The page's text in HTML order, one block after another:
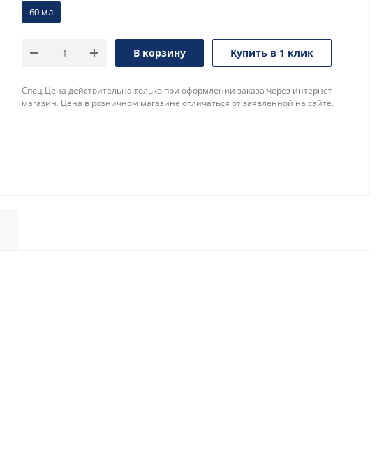
60 мл
В корзину Купить в 1 клик
Спец Цена действительна только при оформлении заказа через интернет-
магазин. Цена в розничном магазине отличаться от заявленной на сайте.